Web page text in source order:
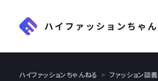
ハイファッションちゃんねる ファッション談義